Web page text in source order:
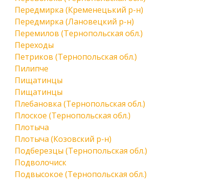
Передмирка (Кременецький р-н)
Передмирка (Лановецкий р-н)
Перемилов (Тернопольская обл.)
Переходы
Петриков (Тернопольская обл.)
Пилипче
Пищатинцы
Пищатинцы
Плебановка (Тернопольская обл.)
Плоское (Тернопольская обл.)
Плотыча
Плотыча (Козовский р-н)
Подберезцы (Тернопольская обл.)
Подволочиск
Подвысокое (Тернопольская обл.)